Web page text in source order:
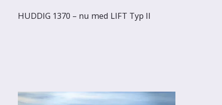
HUDDIG 1370 – nu med LIFT Typ II